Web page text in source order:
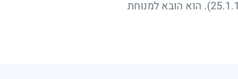
. הוא הובא למנוחת